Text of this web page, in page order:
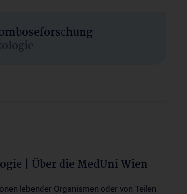
| Über die MedUni Wien
lebender Organismen oder von Teilen